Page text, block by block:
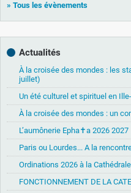
» Tous les évènements
Actualités
À la croisée des mondes : les
juillet)
Un été culturel et spirituel en
À la croisée des mondes : un
L’aumônerie Epha✝a 2026 2027
Paris ou Lourdes... A la
Ordinations 2026 à la
FONCTIONNEMENT DE LA